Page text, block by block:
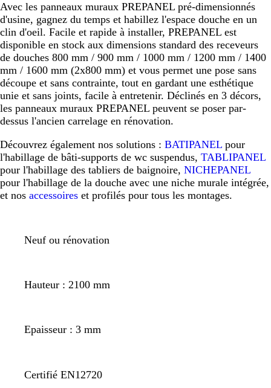
Avec les panneaux muraux PREPANEL pré-dimensionnés
d'usine, gagnez du temps et habillez l'espace douche en un
clin d'oeil. Facile et rapide à installer, PREPANEL est
disponible en stock aux dimensions standard des receveurs
de douches 800 mm / 900 mm / 1000 mm / 1200 mm / 1400
mm / 1600 mm (2x800 mm) et vous permet une pose sans
découpe et sans contrainte, tout en gardant une esthétique
unie et sans joints, facile à entretenir. Déclinés en 3 décors,
les panneaux muraux PREPANEL peuvent se poser par-
dessus l'ancien carrelage en rénovation.
Découvrez également nos solutions : BATIPANEL pour
l'habillage de bâti-supports de wc suspendus, TABLIPANEL
pour l'habillage des tabliers de baignoire, NICHEPANEL
pour l'habillage de la douche avec une niche murale intégrée,
et nos accessoires et profilés pour tous les montages.
Neuf ou rénovation
Hauteur : 2100 mm
Epaisseur : 3 mm
Certifié EN12720